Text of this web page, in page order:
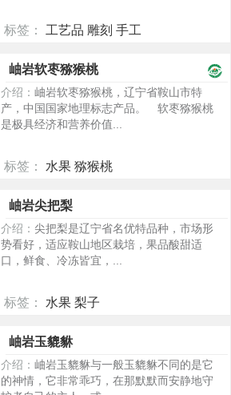
标签： 工艺品 雕刻 手工
岫岩软枣猕猴桃
介绍： 岫岩软枣猕猴桃，辽宁省鞍山市特
产，中国国家地理标志产品。 软枣猕猴桃
是极具经济和营养价值...
标签： 水果 猕猴桃
岫岩尖把梨
介绍： 尖把梨是辽宁省名优特品种，市场形
势看好，适应鞍山地区栽培，果品酸甜适
口，鲜食、冷冻皆宜，...
标签： 水果 梨子
岫岩玉貔貅
介绍： 岫岩玉貔貅与一般玉貔貅不同的是它
的神情，它非常乖巧，在那默默而安静地守